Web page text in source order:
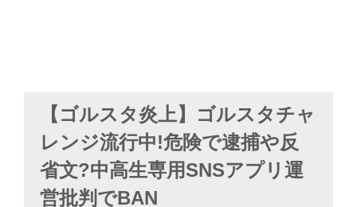
【ゴルスタ炎上】ゴルスタチャ
レンジ流行中!危険で逮捕や反
省文?中高生専用SNSアプリ運
営批判でBAN